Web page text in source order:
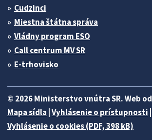
Cudzinci
Miestna štátna správa
Vládny program ESO
Call centrum MV SR
E-trhovisko
© 2026 Ministerstvo vnútra SR. Web od
Mapa sídla Vyhlásenie o prístupnosti
Vyhlásenie o cookies (PDF, 398 kB)